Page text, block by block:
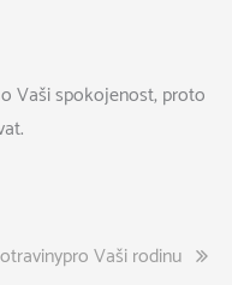
Vaši spokojenost, proto
Vaši rodinu